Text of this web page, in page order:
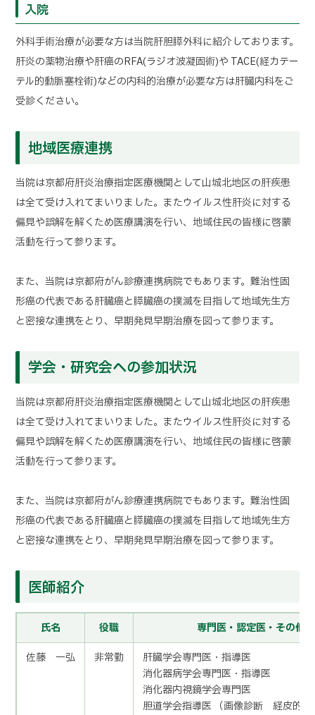
入院
外科手術治療が必要な方は当院肝胆膵外科に紹介しております。
肝炎の薬物治療や肝癌のRFA(ラジオ波凝固術)や TACE(経カテー
テル的動脈塞栓術)などの内科的治療が必要な方は肝臓内科をご
受診ください。
地域医療連携
当院は京都府肝炎治療指定医療機関として山城北地区の肝疾患
は全て受け入れてまいりました。またウイルス性肝炎に対する
偏見や誤解を解くため医療講演を行い、地域住民の皆様に啓蒙
活動を行って参ります。
また、当院は京都府がん診療連携病院でもあります。難治性固
形癌の代表である肝臓癌と膵臓癌の撲滅を目指して地域先生方
と密接な連携をとり、早期発見早期治療を図って参ります。
学会・研究会への参加状況
当院は京都府肝炎治療指定医療機関として山城北地区の肝疾患
は全て受け入れてまいりました。またウイルス性肝炎に対する
偏見や誤解を解くため医療講演を行い、地域住民の皆様に啓蒙
活動を行って参ります。
また、当院は京都府がん診療連携病院でもあります。難治性固
形癌の代表である肝臓癌と膵臓癌の撲滅を目指して地域先生方
と密接な連携をとり、早期発見早期治療を図って参ります。
医師紹介
氏名 役職
専門医・認定医・その他
佐藤 一弘
非常勤
肝臓学会専門医・指導医
消化器病学会専門医・指導医
消化器内視鏡学会専門医
胆道学会指導医 （画像診断 経皮的治